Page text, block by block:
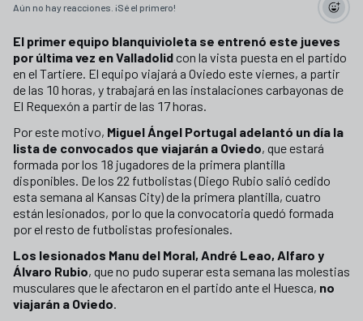
Aún no hay reacciones. ¡Sé el primero!
El primer equipo blanquivioleta se entrenó este jueves
por última vez en Valladolidcon la vista puesta en el partido
en el Tartiere. El equipo viajará a Oviedo este viernes, a partir
de las 10 horas, y trabajará en las instalaciones carbayonas de
El Requexón a partir de las 17 horas.
Por este motivo, Miguel Ángel Portugal adelantó un día la
lista de convocados que viajarán a Oviedo, que estará
formada por los 18 jugadores de la primera plantilla
disponibles. De los 22 futbolistas (Diego Rubio salió cedido
esta semana al Kansas City) de la primera plantilla, cuatro
están lesionados, por lo que la convocatoria quedó formada
por el resto de futbolistas profesionales.
Los lesionados Manu del Moral, André Leao, Alfaro y
Álvaro Rubio, que no pudo superar esta semana las molestias
musculares que le afectaron en el partido ante el Huesca, no
viajarán a Oviedo.